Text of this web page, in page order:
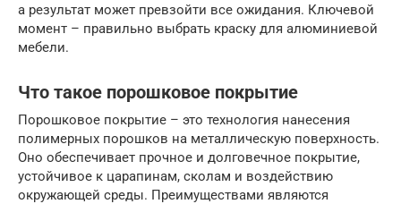
а результат может превзойти все ожидания. Ключевой
момент – правильно выбрать краску для алюминиевой
мебели.
Что такое порошковое покрытие
Порошковое покрытие – это технология нанесения
полимерных порошков на металлическую поверхность.
Оно обеспечивает прочное и долговечное покрытие,
устойчивое к царапинам, сколам и воздействию
окружающей среды. Преимуществами являются